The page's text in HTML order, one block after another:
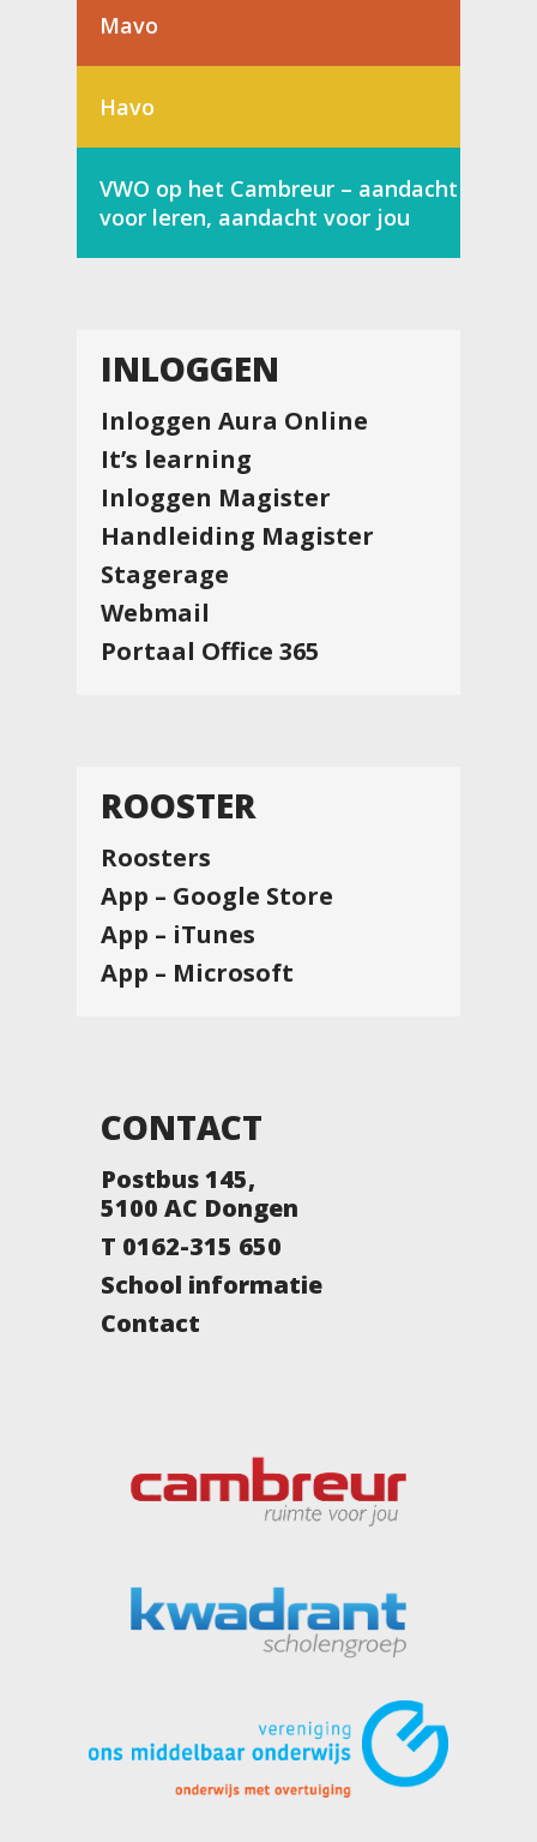
Mavo
Havo
VWO op het Cambreur – aandacht
voor leren, aandacht voor jou
INLOGGEN
Inloggen Aura Online
It’s learning
Inloggen Magister
Handleiding Magister
Stagerage
Webmail
Portaal Office 365
ROOSTER
Roosters
App – Google Store
App – iTunes
App – Microsoft
CONTACT
Postbus 145,
5100 AC Dongen
T 0162-315 650
School informatie
Contact